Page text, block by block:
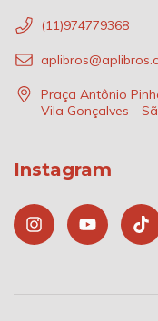
(11)974779368
Praça Antônio
Vila Gonçalves -
Instagram